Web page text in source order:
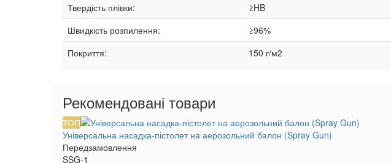
Твердість плівки:
≥HB
Швидкість розпилення:
≥96%
Покриття:
150 г/м2
Рекомендовані товари
ТОП
Універсальна насадка-пістолет на аерозольний балон (Spray Gun)
Передзамовлення
SSG-1